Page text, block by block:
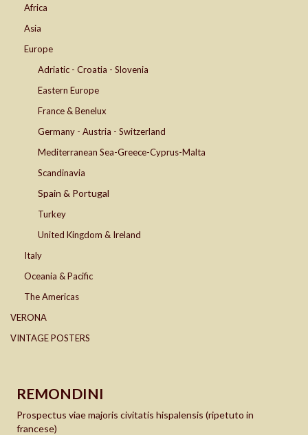
Africa
Asia
Europe
Adriatic - Croatia - Slovenia
Eastern Europe
France & Benelux
Germany - Austria - Switzerland
Mediterranean Sea-Greece-Cyprus-Malta
Scandinavia
Spain & Portugal
Turkey
United Kingdom & Ireland
Italy
Oceania & Pacific
The Americas
VERONA
VINTAGE POSTERS
REMONDINI
Prospectus viae majoris civitatis hispalensis (ripetuto in
francese)